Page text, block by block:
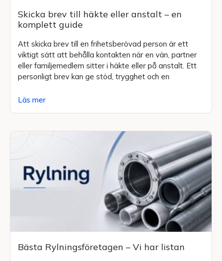
Skicka brev till häkte eller anstalt – en
komplett guide
Att skicka brev till en frihetsberövad person är ett
viktigt sätt att behålla kontakten när en vän, partner
eller familjemedlem sitter i häkte eller på anstalt. Ett
personligt brev kan ge stöd, trygghet och en
Läs mer
Bästa Rylningsföretagen – Vi har listan